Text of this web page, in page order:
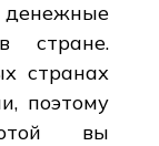
стране.
странах
поэтому
вы